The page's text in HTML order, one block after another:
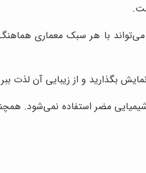
می‌تواند با هر سبک معماری
بگذارید و از زیبایی آن لذت
مضر استفاده نمی‌شود.